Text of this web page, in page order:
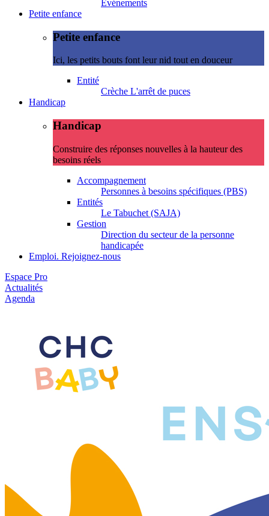
Evénements
Petite enfance
Petite enfance
Ici, les petits bouts font leur nid tout en douceur
Entité
Crèche L'arrêt de puces
Handicap
Handicap
Construire des réponses nouvelles à la hauteur des
besoins réels
Accompagnement
Personnes à besoins spécifiques (PBS)
Entités
Le Tabuchet (SAJA)
Gestion
Direction du secteur de la personne
handicapée
Emploi. Rejoignez-nous
Espace Pro
Actualités
Agenda